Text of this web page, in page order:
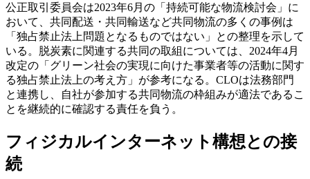
公正取引委員会は2023年6月の「持続可能な物流検討会」に
おいて、共同配送・共同輸送など共同物流の多くの事例は
「独占禁止法上問題となるものではない」との整理を示して
いる。脱炭素に関連する共同の取組については、2024年4月
改定の「グリーン社会の実現に向けた事業者等の活動に関す
る独占禁止法上の考え方」が参考になる。CLOは法務部門
と連携し、自社が参加する共同物流の枠組みが適法であるこ
とを継続的に確認する責任を負う。
フィジカルインターネット構想との接
続